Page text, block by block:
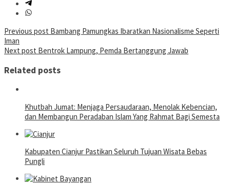
Post
navigation
Previous post Bambang Pamungkas Ibaratkan Nasionalisme Seperti
Iman
Next post Bentrok Lampung, Pemda Bertanggung Jawab
Related posts
Khutbah Jumat: Menjaga Persaudaraan, Menolak Kebencian,
dan Membangun Peradaban Islam Yang Rahmat Bagi Semesta
Kabupaten Cianjur Pastikan Seluruh Tujuan Wisata Bebas
Pungli